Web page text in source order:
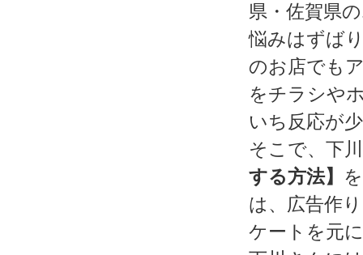
県・佐賀県
悩みはずば
のお店でも
をチラシや
いち反応が
そこで、下
する方法】
は、広告作
ケートを元